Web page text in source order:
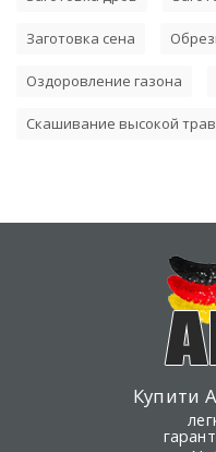
Заготовка сена
Оздоровление газона
Скашивание высокой
Купити